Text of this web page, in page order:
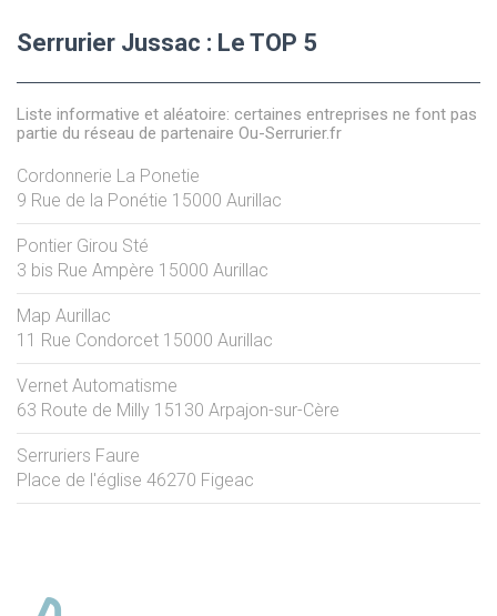
Serrurier Jussac : Le TOP 5
Liste informative et aléatoire: certaines entreprises ne font pas
partie du réseau de partenaire Ou-Serrurier.fr
Cordonnerie La Ponetie
9 Rue de la Ponétie 15000 Aurillac
Pontier Girou Sté
3 bis Rue Ampère 15000 Aurillac
Map Aurillac
11 Rue Condorcet 15000 Aurillac
Vernet Automatisme
63 Route de Milly 15130 Arpajon-sur-Cère
Serruriers Faure
Place de l'église 46270 Figeac